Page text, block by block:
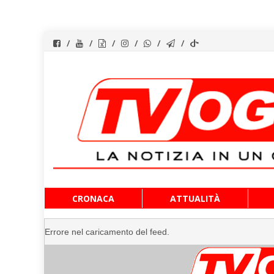
al
contenuto
CRONACA ATTUALITÀ
Errore nel caricamento del feed.